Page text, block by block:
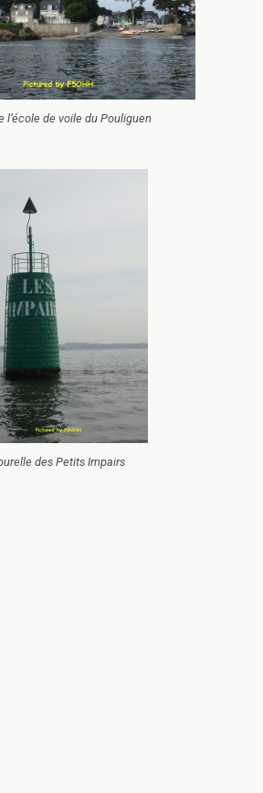
l’école de voile du Pouliguen
des Petits Impairs